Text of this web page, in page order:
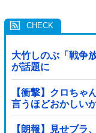
大竹しのぶ「戦争
が話題に
【衝撃】クロち
言うほどおかしい
【朗報】見せブラ